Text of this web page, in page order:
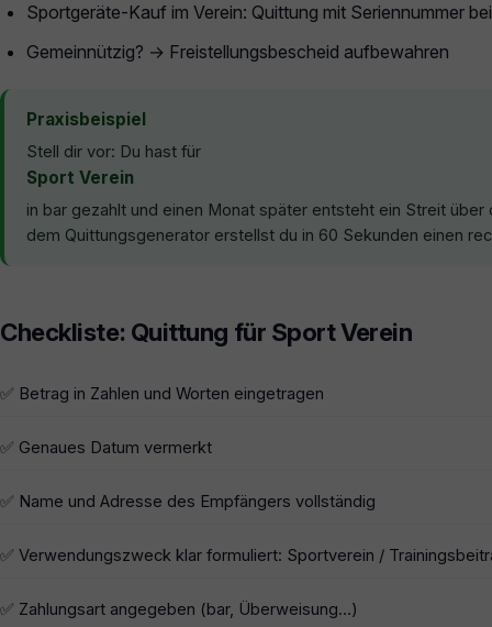
Sportgeräte-Kauf im Verein: Quittung mit Seriennummer
Gemeinnützig? → Freistellungsbescheid aufbewahren
Praxisbeispiel
Stell dir vor: Du hast für
Sport Verein
in bar gezahlt und einen Monat später entsteht ein Streit
dem Quittungsgenerator erstellst du in 60 Sekunden einen
Checkliste: Quittung für Sport Verein
✅ Betrag in Zahlen und Worten eingetragen
✅ Genaues Datum vermerkt
✅ Name und Adresse des Empfängers vollständig
✅ Verwendungszweck klar formuliert: Sportverein /
✅ Zahlungsart angegeben (bar, Überweisung…)